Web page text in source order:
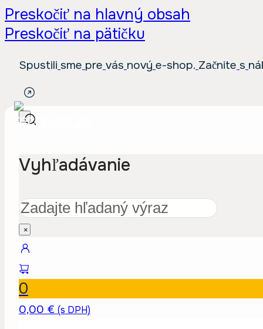
Preskočiť na hlavný obsah
Preskočiť na pätičku
Spustili sme pre vás nový e-shop. Začnite s ná
Vyhľadávanie
Hľadať
×
0
0,00 € (s DPH)